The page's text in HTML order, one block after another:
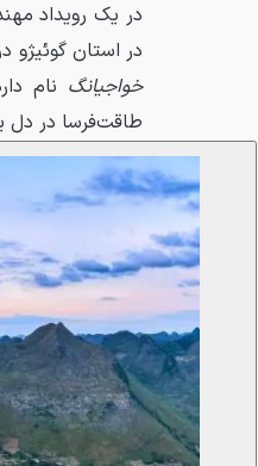
در یک رویداد
در استان
خواجیانگ نام
طاقت‌فرسا در دل